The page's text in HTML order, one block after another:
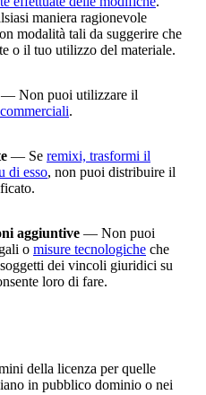
maniera ragionevole
modalità tali da suggerire che
o il tuo utilizzo del materiale.
— Non puoi utilizzare il
.
— Se remixi, trasformi il
di esso, non puoi distribuire il
aggiuntive — Non puoi
o misure tecnologiche che
dei vincoli giuridici su
loro di fare.
della licenza per quelle
in pubblico dominio o nei